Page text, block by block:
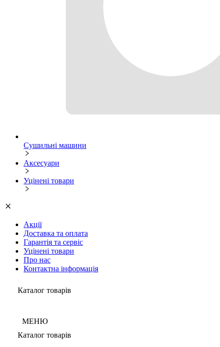
Сушильні машини
Аксесуари
Уцінені товари
Акції
Доставка та оплата
Гарантія та сервіс
Уцінені товари
Про нас
Контактна інформація
Каталог товарів
МЕНЮ
Каталог товарів